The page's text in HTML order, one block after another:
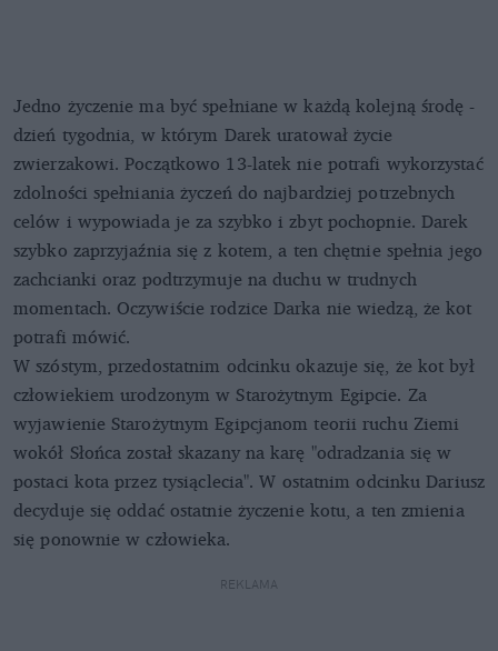
Jedno życzenie ma być spełniane w każdą kolejną środę -
dzień tygodnia, w którym Darek uratował życie
zwierzakowi. Początkowo 13-latek nie potrafi wykorzystać
zdolności spełniania życzeń do najbardziej potrzebnych
celów i wypowiada je za szybko i zbyt pochopnie. Darek
szybko zaprzyjaźnia się z kotem, a ten chętnie spełnia jego
zachcianki oraz podtrzymuje na duchu w trudnych
momentach. Oczywiście rodzice Darka nie wiedzą, że kot
potrafi mówić.
W szóstym, przedostatnim odcinku okazuje się, że kot był
człowiekiem urodzonym w Starożytnym Egipcie. Za
wyjawienie Starożytnym Egipcjanom teorii ruchu Ziemi
wokół Słońca został skazany na karę "odradzania się w
postaci kota przez tysiąclecia". W ostatnim odcinku Dariusz
decyduje się oddać ostatnie życzenie kotu, a ten zmienia
się ponownie w człowieka.
REKLAMA